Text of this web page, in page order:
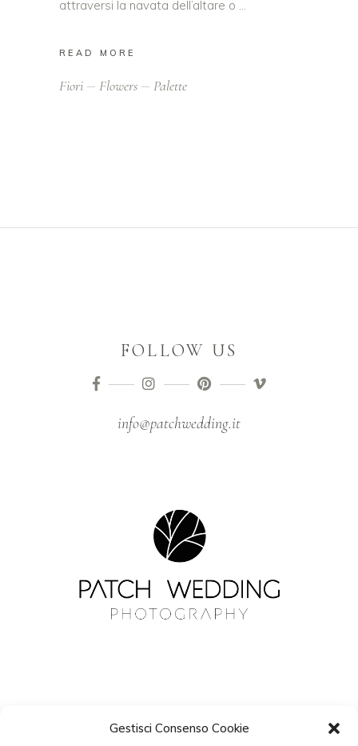
Gestisci Consenso Cookie
attraversi la navata dell’altare o
READ MORE
Fiori Flowers Palette
FOLLOW US
info@patchwedding.it